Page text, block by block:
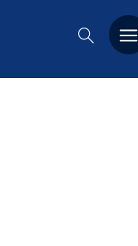
DUSMET